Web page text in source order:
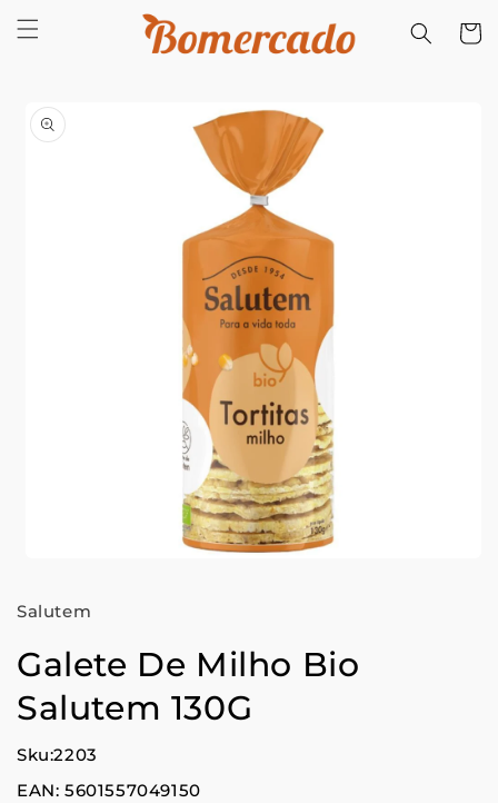
para o
conteúdo
informação
1
modal
Salutem
Galete De Milho Bio
Salutem 130G
Sku:2203
EAN: 5601557049150